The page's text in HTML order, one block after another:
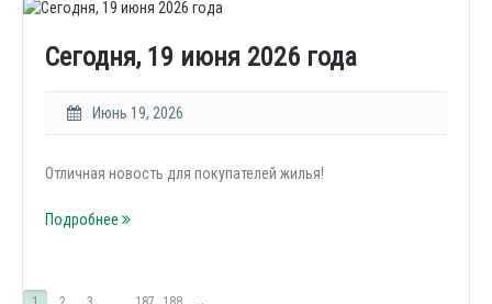
Сегодня, 19 июня 2026 года
Июнь 19, 2026
Отличная новость для покупателей жилья!
Подробнее